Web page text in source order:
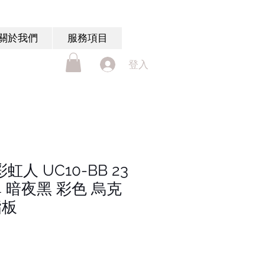
於我們 服務項目
登入
虹人 UC10-BB 23
暗夜黑 彩色 烏克